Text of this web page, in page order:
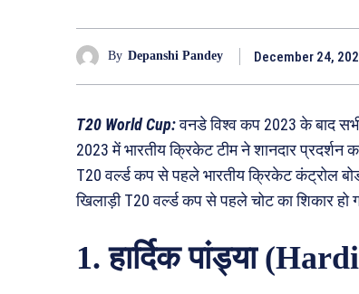
By Depanshi Pandey December 24,
T20 World Cup:वनडे विश्व कप 2023 के बाद
2023 में भारतीय क्रिकेट टीम ने शानदार
T20 वर्ल्ड कप से पहले भारतीय क्रिकेट कंट्रोल
खिलाड़ी T20 वर्ल्ड कप से पहले चोट का शिकार हो
1. हार्दिक पांड्या